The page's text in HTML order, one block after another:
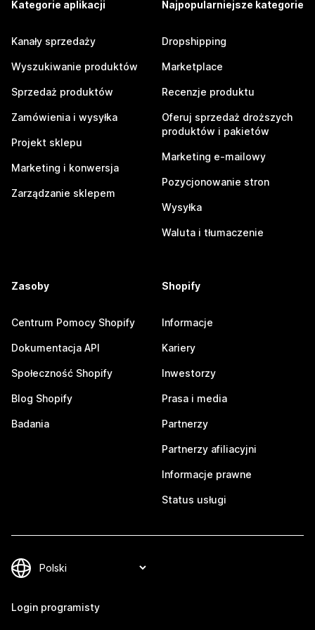
Kategorie aplikacji
Kanały sprzedaży
Wyszukiwanie produktów
Sprzedaż produktów
Zamówienia i wysyłka
Projekt sklepu
Marketing i konwersja
Zarządzanie sklepem
Najpopularniejsze kategorie
Dropshipping
Marketplace
Recenzje produktu
Oferuj sprzedaż droższych
produktów i pakietów
Marketing e-mailowy
Pozycjonowanie stron
Wysyłka
Waluta i tłumaczenie
Zasoby
Centrum Pomocy Shopify
Dokumentacja API
Społeczność Shopify
Blog Shopify
Badania
Shopify
Informacje
Kariery
Inwestorzy
Prasa i media
Partnerzy
Partnerzy afiliacyjni
Informacje prawne
Status usługi
Login programisty